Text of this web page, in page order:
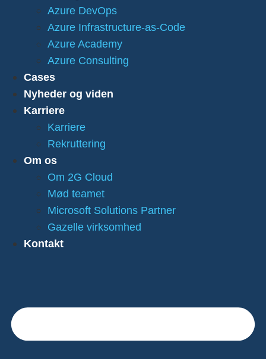
Azure DevOps
Azure Infrastructure-as-Code
Azure Academy
Azure Consulting
Cases
Nyheder og viden
Karriere
Karriere
Rekruttering
Om os
Om 2G Cloud
Mød teamet
Microsoft Solutions Partner
Gazelle virksomhed
Kontakt